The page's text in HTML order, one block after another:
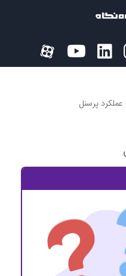
پرسنل